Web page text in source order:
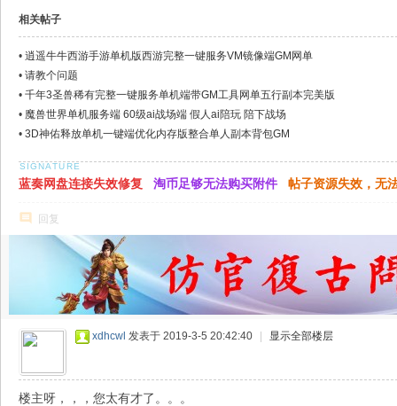
相关帖子
• 逍遥牛牛西游手游单机版西游完整一键服务VM镜像端GM网单
• 请教个问题
• 千年3圣兽稀有完整一键服务单机端带GM工具网单五行副本完美版
• 魔兽世界单机服务端 60级ai战场端 假人ai陪玩 陪下战场
• 3D神佑释放单机一键端优化内存版整合单人副本背包GM
蓝奏网盘连接失效修复 淘币足够无法购买附件 帖子资源失效，无
回复
xdhcwl 发表于 2019-3-5 20:42:40 显示全部楼层
楼主呀，，，您太有才了。。。